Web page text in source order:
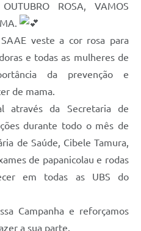
ROSA, VAMOS
veste a cor rosa para
e todas as mulheres de
da prevenção e
de mama.
através da Secretaria de
durante todo o mês de
de Saúde, Cibele Tamura,
de papanicolau e rodas
em todas as UBS do
Campanha e reforçamos
a sua parte.